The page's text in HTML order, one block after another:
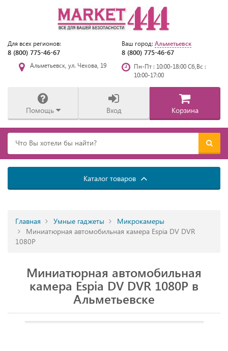
Для всех регионов:
8 (800) 775-46-67
Ваш город: Альметьевск
8 (800) 775-46-67
Альметьевск, ул. Чехова, 19
Пн-Пт : 10:00-18:00 Сб,Вс :
10:00-17:00
Помощь Вход Корзина
Каталог товаров
Главная Умные гаджеты
Микрокамеры
Миниатюрная автомобильная камера Espia DV DVR
1080P
Миниатюрная автомобильная
камера Espia DV DVR 1080P в
Альметьевске